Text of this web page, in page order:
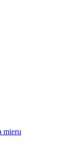
mieru